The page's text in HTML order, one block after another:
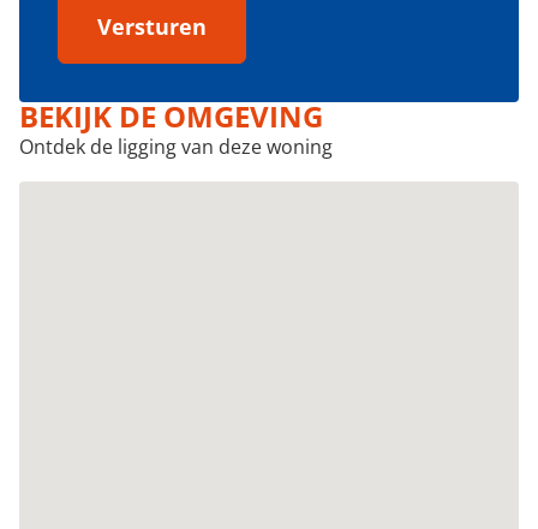
Versturen
BEKIJK DE OMGEVING
Ontdek de ligging van deze woning